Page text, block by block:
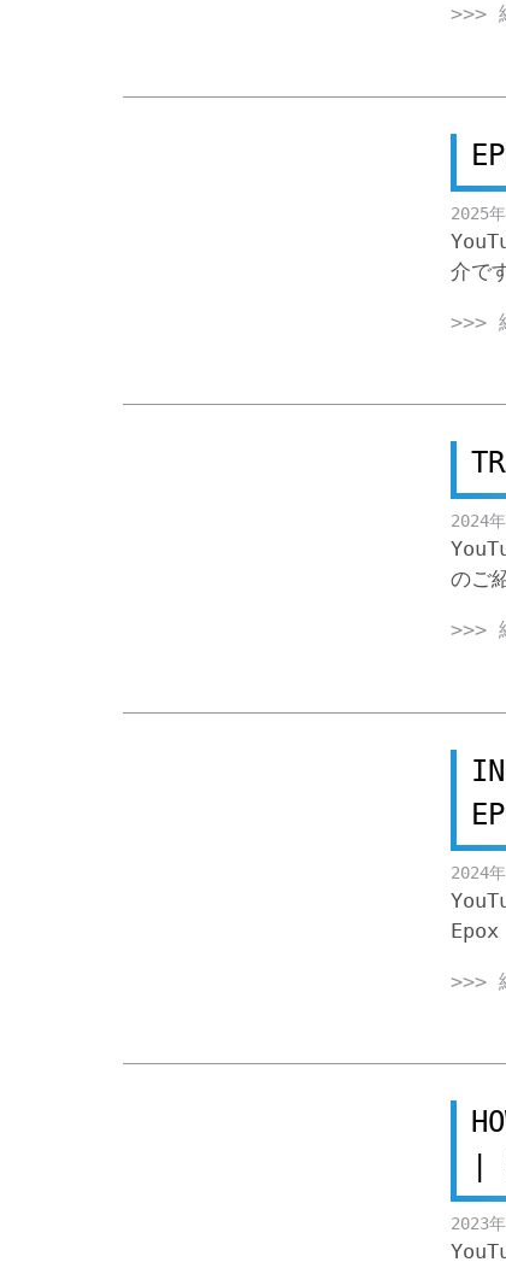
>>>
2025
介で
>>>
2024
のご
>>>
2024
Epox
>>>
|
2023